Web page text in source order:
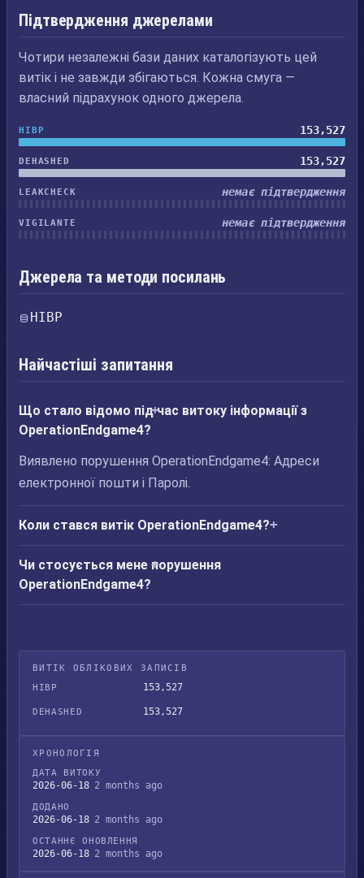
Підтвердження джерелами
Чотири незалежні бази даних каталогізують цей
витік і не завжди збігаються. Кожна смуга —
власний підрахунок одного джерела.
HIBP 153,527
DEHASHED 153,527
LEAKCHECK немає підтвердження
VIGILANTE немає підтвердження
Джерела та методи посилань
HIBP
Найчастіші запитання
Що стало відомо під час витоку інформації з
OperationEndgame4?
Виявлено порушення OperationEndgame4: Адреси
електронної пошти і Паролі.
Коли стався витік OperationEndgame4?
Чи стосується мене порушення
OperationEndgame4?
ВИТІК ОБЛІКОВИХ ЗАПИСІВ
HIBP
153,527
DEHASHED 153,527
ХРОНОЛОГІЯ
ДАТА ВИТОКУ
2026-06-18 2 months ago
ДОДАНО
2026-06-18 2 months ago
ОСТАННЄ ОНОВЛЕННЯ
2026-06-18 2 months ago